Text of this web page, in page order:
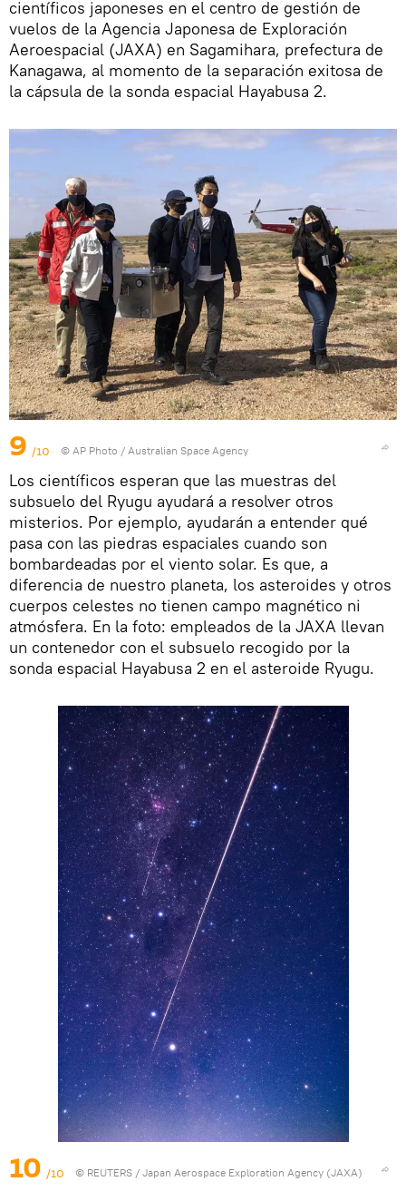
científicos japoneses en el centro de gestión de
vuelos de la Agencia Japonesa de Exploración
Aeroespacial (JAXA) en Sagamihara, prefectura de
Kanagawa, al momento de la separación exitosa de
la cápsula de la sonda espacial Hayabusa 2.
9 /10 © AP Photo / Australian Space Agency
Los científicos esperan que las muestras del
subsuelo del Ryugu ayudará a resolver otros
misterios. Por ejemplo, ayudarán a entender qué
pasa con las piedras espaciales cuando son
bombardeadas por el viento solar. Es que, a
diferencia de nuestro planeta, los asteroides y otros
cuerpos celestes no tienen campo magnético ni
atmósfera. En la foto: empleados de la JAXA llevan
un contenedor con el subsuelo recogido por la
sonda espacial Hayabusa 2 en el asteroide Ryugu.
10 /10 © REUTERS / Japan Aerospace Exploration Agency (JAXA)